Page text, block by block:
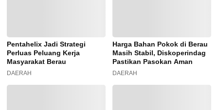
Pentahelix Jadi Strategi
Perluas Peluang Kerja
Masyarakat Berau
DAERAH
Harga Bahan Pokok di Berau
Masih Stabil, Diskoperindag
Pastikan Pasokan Aman
DAERAH